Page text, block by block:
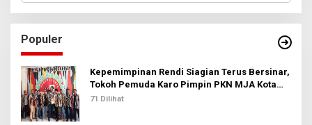
i
u
n
t
u
k
:
Populer
Kepemimpinan Rendi Siagian Terus Bersinar,
Tokoh Pemuda Karo Pimpin PKN MJA Kota
Medan
71 Dilihat